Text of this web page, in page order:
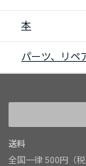
本
パーツ、リペ
送料
全国一律 500円（税